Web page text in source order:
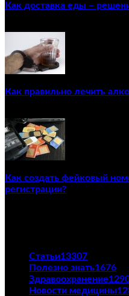
Как доставка еды –
Как правильно лечить
Как создать фейковый
регистрации?
Статьи13307
Полезно знать1676
Здравоохранение
Новости медицины